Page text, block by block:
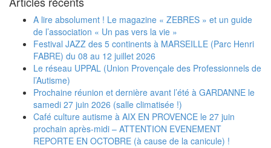
A lire absolument ! Le magazine « ZEBRES » et un guide
de l’association « Un pas vers la vie »
Festival JAZZ des 5 continents à MARSEILLE (Parc Henri
FABRE) du 08 au 12 juillet 2026
Le réseau UPPAL (Union Provençale des Professionnels de
l’Autisme)
Prochaine réunion et dernière avant l’été à GARDANNE le
samedi 27 juin 2026 (salle climatisée !)
Café culture autisme à AIX EN PROVENCE le 27 juin
prochain après-midi – ATTENTION EVENEMENT
REPORTE EN OCTOBRE (à cause de la canicule) !